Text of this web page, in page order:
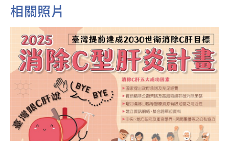
相關照片